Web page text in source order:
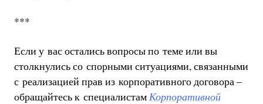
***
Если у вас остались вопросы по теме или вы
столкнулись со спорными ситуациями, связанными
с реализацией прав из корпоративного договора –
обращайтесь к специалистамКорпоративной